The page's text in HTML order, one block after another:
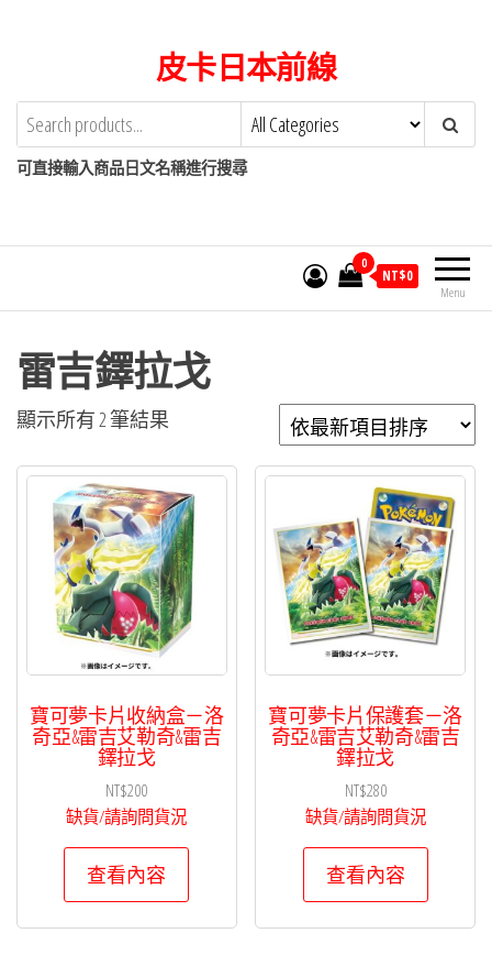
content
皮卡日本前線
可直接輸入商品日文名稱進行搜尋
Menu
0
NT$0
雷吉鐸拉戈
顯示所有 2 筆結果
新
項
目
排
序
寶可夢卡片收納盒－洛
奇亞&雷吉艾勒奇&雷吉
鐸拉戈
NT$200
缺貨/請詢問貨況
查看內容
寶可夢卡片保護套－洛
奇亞&雷吉艾勒奇&雷吉
鐸拉戈
NT$280
缺貨/請詢問貨況
查看內容